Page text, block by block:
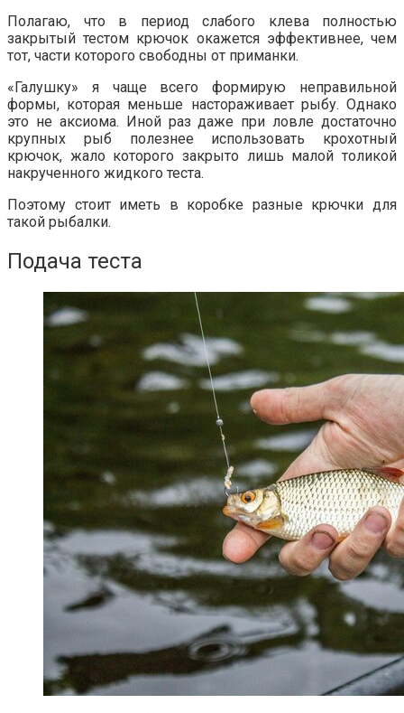
Полагаю, что в период слабого клева полностью
закрытый тестом крючок окажется эффективнее, чем
тот, части которого свободны от приманки.
«Галушку» я чаще всего формирую неправильной
формы, которая меньше настораживает рыбу. Однако
это не аксиома. Иной раз даже при ловле достаточно
крупных рыб полезнее использовать крохотный
крючок, жало которого закрыто лишь малой толикой
накрученного жидкого теста.
Поэтому стоит иметь в коробке разные крючки для
такой рыбалки.
Подача теста